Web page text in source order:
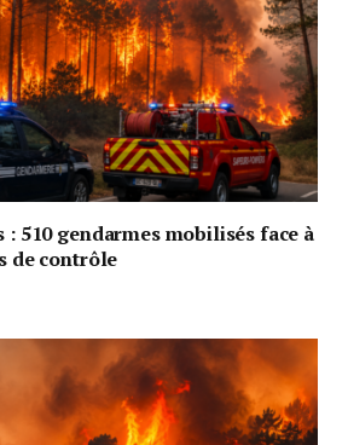
: 510 gendarmes mobilisés face à
de contrôle